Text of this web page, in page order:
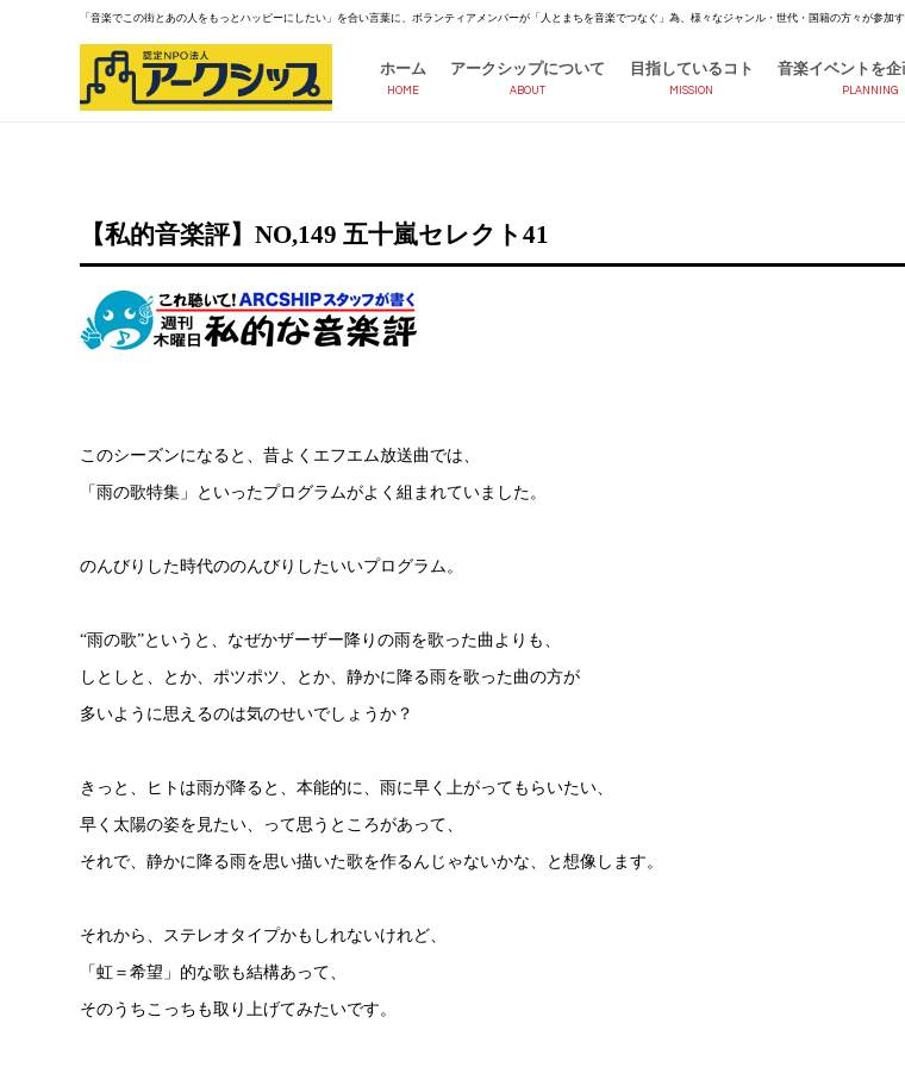
「音楽でこの街とあの人をもっとハッピーにしたい」を合い言葉に、ボランティアメンバーが「人とまちを音楽でつなぐ」為、様々なジャンル・世代・国籍の方々が参加
ホーム
HOME
アークシップについて
ABOUT
目指しているコト
MISSION
音楽イベントを企
PLANNING
【私的音楽評】NO,149 五十嵐セレクト41
このシーズンになると、昔よくエフエム放送曲では、
「雨の歌特集」といったプログラムがよく組まれていました。
のんびりした時代ののんびりしたいいプログラム。
“雨の歌”というと、なぜかザーザー降りの雨を歌った曲よりも、
しとしと、とか、ポツポツ、とか、静かに降る雨を歌った曲の方が
多いように思えるのは気のせいでしょうか？
きっと、ヒトは雨が降ると、本能的に、雨に早く上がってもらいたい、
早く太陽の姿を見たい、って思うところがあって、
それで、静かに降る雨を思い描いた歌を作るんじゃないかな、と想像します。
それから、ステレオタイプかもしれないけれど、
「虹＝希望」的な歌も結構あって、
そのうちこっちも取り上げてみたいです。